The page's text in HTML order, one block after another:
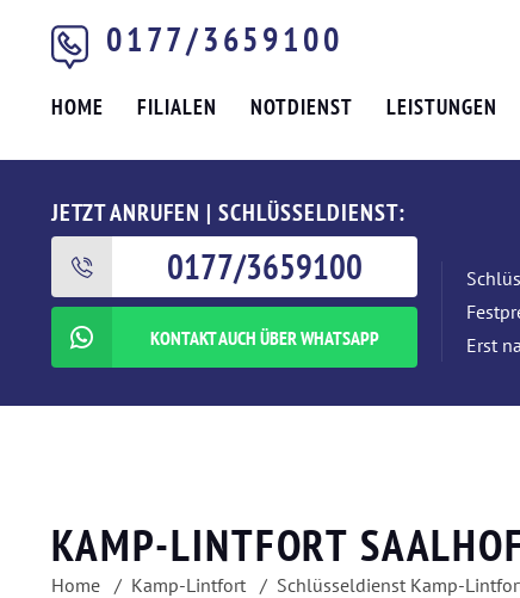
0177/3659100
HOME FILIALEN NOTDIENST LEISTUNGEN
JETZT ANRUFEN | SCHLÜSSELDIENST:
0177/3659100
KONTAKT AUCH ÜBER WHATSAPP
Erst
KAMP-LINTFORT
Home Kamp-Lintfort Schlüsseldienst Kamp-